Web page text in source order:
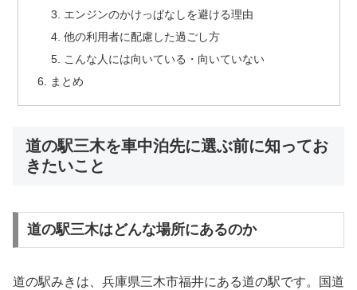
エンジンのかけっぱなしを避ける理由
他の利用者に配慮した過ごし方
こんな人には向いている・向いていない
まとめ
道の駅三木を車中泊先に選ぶ前に知ってお
きたいこと
道の駅三木はどんな場所にあるのか
道の駅みきは、兵庫県三木市福井にある道の駅です。国道